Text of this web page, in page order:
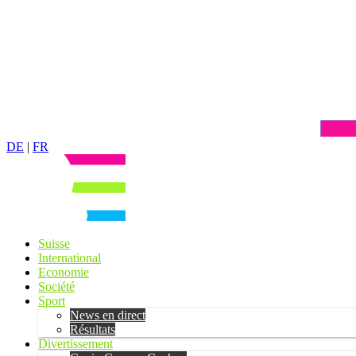
DE | FR
Suisse
International
Economie
Société
Sport
News en direct
Résultats
Divertissement